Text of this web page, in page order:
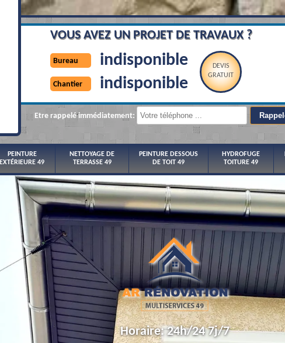
VOUS AVEZ UN PROJET DE TRAVAUX ?
Bureau indisponible
Chantier indisponible
DEVIS
GRATUIT
Etre rappelé immédiatement:
PEINTURE
EXTÉRIEURE 49
NETTOYAGE DE
TERRASSE 49
PEINTURE DESSOUS
DE TOIT 49
HYDROFUGE
TOITURE 49
Horaire: 24h/24 7j/7